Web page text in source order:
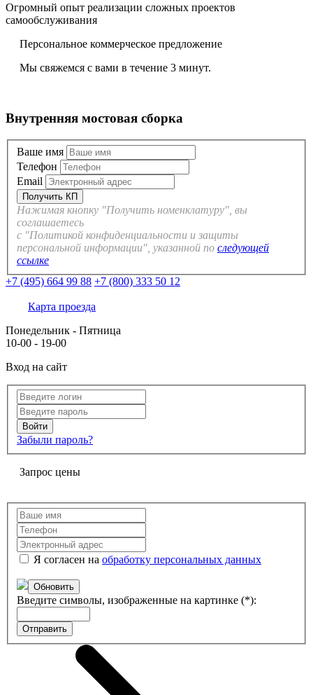
Огромный опыт реализации сложных проектов
самообслуживания
Персональное коммерческое предложение
Мы свяжемся с вами в течение 3 минут.
Внутренняя мостовая сборка
Ваше имя
Телефон
Email
Нажимая кнопку "Получить номенклатуру", вы
соглашаетесь
с "Политикой конфиденциальности и защиты
персональной информации", указанной по следующей
ссылке
+7 (495) 664 99 88 +7 (800) 333 50 12
Карта проезда
Понедельник - Пятница
10-00 - 19-00
Вход на сайт
Забыли пароль?
Запрос цены
Я согласен на обработку персональных данных
Обновить
Введите символы, изображенные на картинке (*):